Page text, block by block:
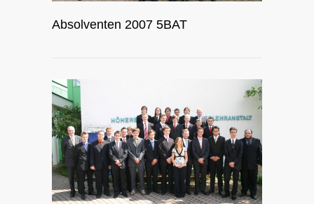
Absolventen 2007 5BAT